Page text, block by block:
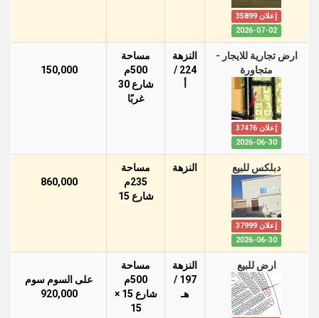
إعلان 35899
2026-07-02
ارض تجارية للايجار -
متجاورة
إعلان 37476
2026-06-30
النزهة
224 /
مساحة
500م
شارع 30
غربًا
150,000
دبلكس للبيع
إعلان 37999
2026-06-30
النزهة
مساحة
235م
شارع 15
860,000
ارض للبيع
النزهة
197 /
هـ
مساحة
500م
شارع 15 ×
15
على السوم سوم
920,000